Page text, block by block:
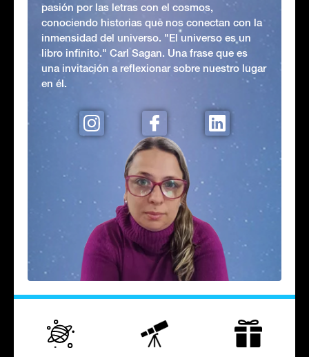
pasión por las letras con el cosmos,
conociendo historias que nos conectan con la
inmensidad del universo. "El universo es un
libro infinito." Carl Sagan. Una frase que es
una invitación a reflexionar sobre nuestro lugar
en él.